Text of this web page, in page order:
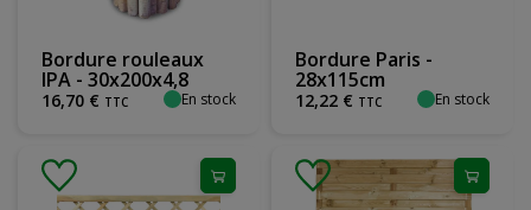
Bordure rouleaux
IPA - 30x200x4,8
16,70 € TTC En stock
Bordure Paris -
28x115cm
12,22 € TTC En stock